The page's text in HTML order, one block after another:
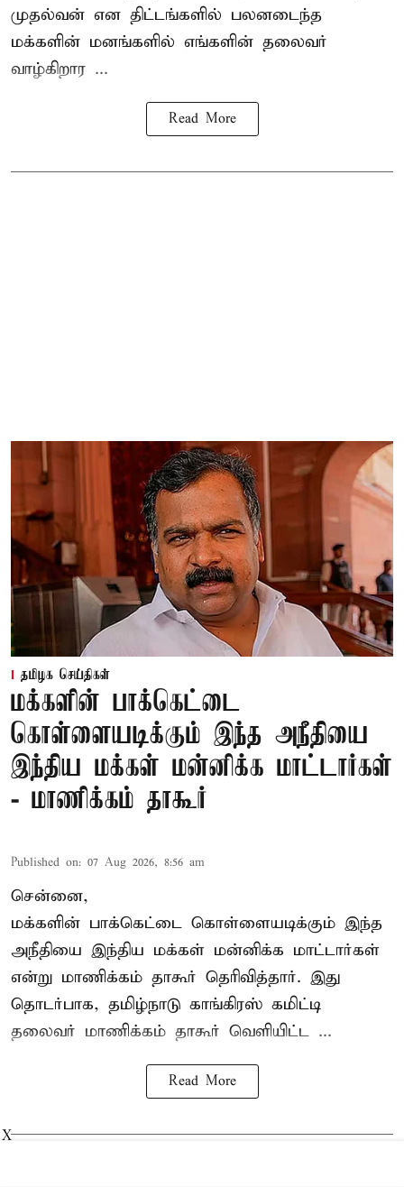
முதல்வன் என திட்டங்களில் பலனடைந்த
மக்களின் மனங்களில் எங்களின் தலைவர்
வாழ்கிறார ...
Read More
தமிழக செய்திகள்
மக்களின் பாக்கெட்டை
கொள்ளையடிக்கும் இந்த அநீதியை
இந்திய மக்கள் மன்னிக்க மாட்டார்கள்
- மாணிக்கம் தாகூர்
Published on: 07 Aug 2026, 8:56 am
சென்னை,
மக்களின் பாக்கெட்டை கொள்ளையடிக்கும் இந்த
அநீதியை இந்திய மக்கள் மன்னிக்க மாட்டார்கள்
என்று மாணிக்கம் தாகூர் தெரிவித்தார். இது
தொடர்பாக, தமிழ்நாடு காங்கிரஸ் கமிட்டி
தலைவர் மாணிக்கம் தாகூர் வெளியிட்ட ...
Read More
X